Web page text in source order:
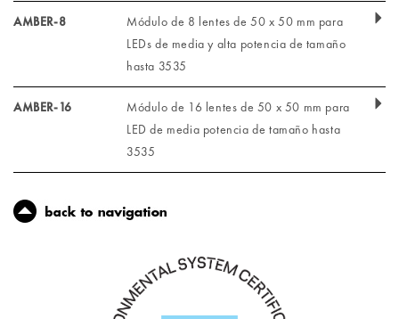
AMBER-8
Módulo de 8 lentes de 50 x 50 mm para
LEDs de media y alta potencia de tamaño
hasta 3535
AMBER-16
Módulo de 16 lentes de 50 x 50 mm para
LED de media potencia de tamaño hasta
3535